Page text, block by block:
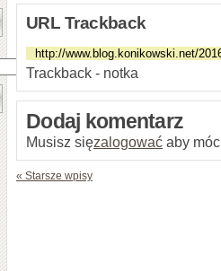
URL Trackback
Trackback - notka
Dodaj komentarz
Musisz sięzalogować aby
« Starsze wpisy